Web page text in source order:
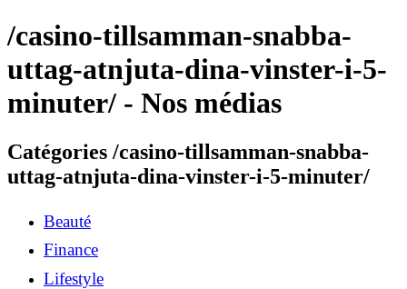
/casino-tillsamman-snabba-
uttag-atnjuta-dina-vinster-i-5-
minuter/ - Nos médias
Catégories /casino-tillsamman-snabba-
uttag-atnjuta-dina-vinster-i-5-minuter/
Beauté
Finance
Lifestyle